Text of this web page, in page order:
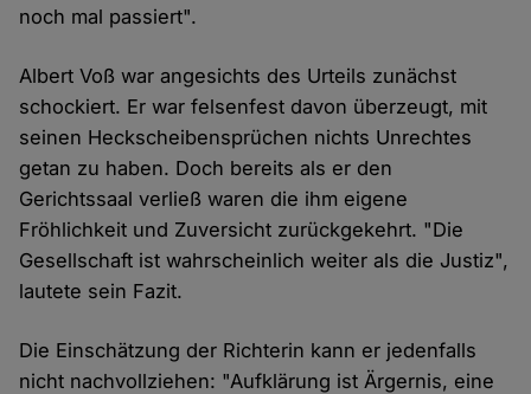
noch mal passiert".
Albert Voß war angesichts des Urteils zunächst
schockiert. Er war felsenfest davon überzeugt, mit
seinen Heckscheibensprüchen nichts Unrechtes
getan zu haben. Doch bereits als er den
Gerichtssaal verließ waren die ihm eigene
Fröhlichkeit und Zuversicht zurückgekehrt. "Die
Gesellschaft ist wahrscheinlich weiter als die Justiz",
lautete sein Fazit.
Die Einschätzung der Richterin kann er jedenfalls
nicht nachvollziehen: "Aufklärung ist Ärgernis, eine